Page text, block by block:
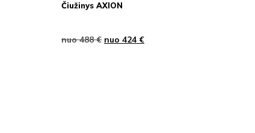
Čiužinys AXION
nuo488€ nuo 424 €